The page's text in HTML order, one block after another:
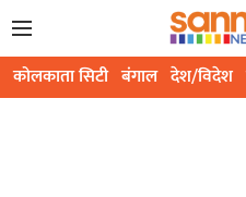
कोलकाता सिटी बंगाल देश/विदेश